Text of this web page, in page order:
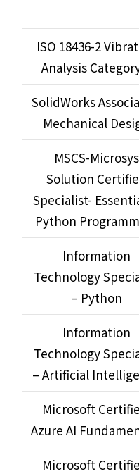
ISO 18436-2
Analysis
SolidWorks
Mechanical
MSCS-Microsys
Solution
Specialist-
Python
Information
Technology
– Python
Information
Technology
– Artificial
Microsoft
Azure AI
Microsoft